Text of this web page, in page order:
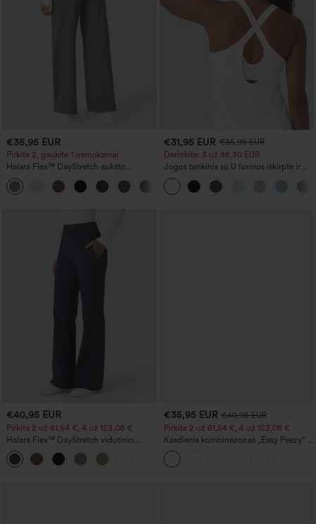
€35,95 EUR
Pirkite 2, gaukite 1 nemokamai
Halara Flex™ DayStretch aukšto
juosmens darbo kelnės su kišenėmis ir
tiesiomis kojomis
+23
€31,95 EUR €35,95 EUR
Derinkite: 3 už 88,30 EUR
Jogos tankinis su U formos iškirpte ir
išlenkta apačia, InstantCool, UPF50+
€40,95 EUR
Pirkite 2 už 61,54 €, 4 už 123,08 €
Halara Flex™ DayStretch vidutinio
liemens išplatėjančios kelnės su šonine
užtraukiama kišene, tinkamos darbui
€35,95 EUR €40,95 EUR
Pirkite 2 už 61,54 €, 4 už 123,08 €
Kasdienis kombinezonas „Easy Peezy“ iš
melanžinės medžiagos su
reguliuojamomis petnešėlėmis,
raukiniais, plačiomis kojų dalimis ir